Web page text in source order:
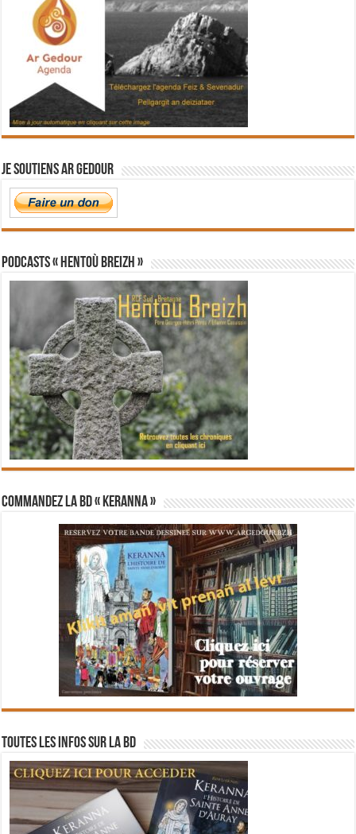
Je soutiens Ar Gedour
PODCASTS « Hentoù Breizh »
Commandez la BD « Keranna »
Toutes les infos sur la BD